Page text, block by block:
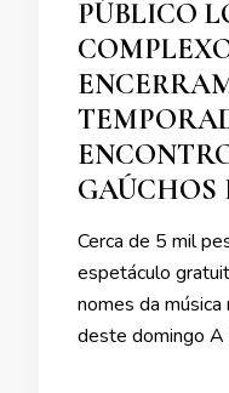
PÚBLICO
GAÚCHOS
Cerca de 5 mil
espetáculo
nomes da música
deste domingo